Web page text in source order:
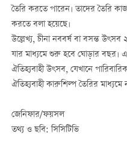
তৈরি করতে পারেন। তাদের তৈরি
করতে বলা হয়েছে।
উল্লেখ্য, চীনা নববর্ষ বা বসন্ত
যার মাধ্যমে শুরু হবে ঘোড়ার বছর।
ঐতিহ্যবাহী উৎসব, যেখানে
ঐতিহ্যবাহী কারুশিল্প তৈরির
জেনিফার/ফয়সল
তথ্য ও ছবি: সিসিটিভি